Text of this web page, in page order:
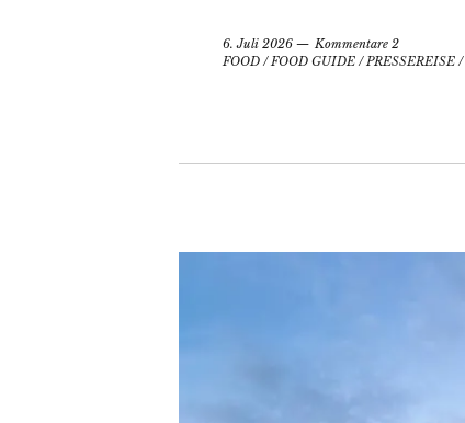
6. Juli 2026
Kommentare 2
FOOD /FOOD GUIDE /PRESSEREISE /